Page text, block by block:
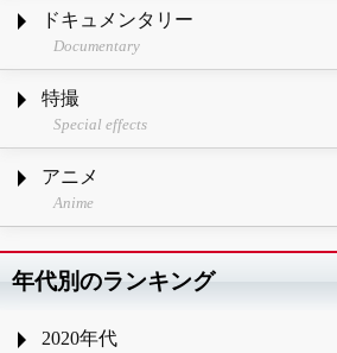
ドキュメンタリー
Documentary
特撮
Special effects
アニメ
Anime
年代別のランキング
2020年代